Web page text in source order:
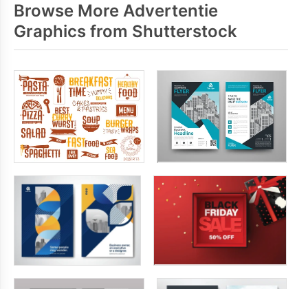
Browse More Advertentie
Graphics from Shutterstock